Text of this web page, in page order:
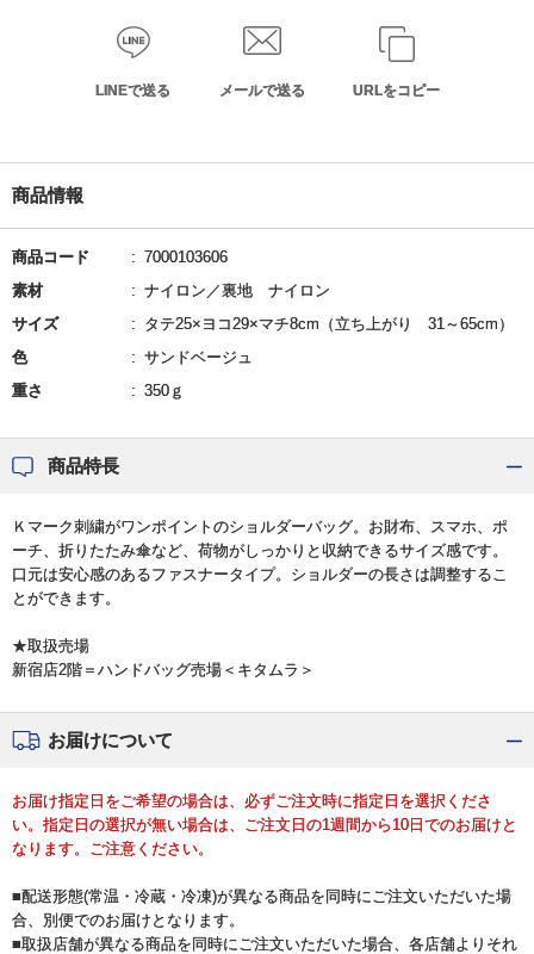
LINEで送る メールで送る URLをコピー
商品情報
商品コード
7000103606
素材
ナイロン／裏地 ナイロン
サイズ
タテ25×ヨコ29×マチ8cm（立ち上がり 31～65cm）
色
サンドベージュ
重さ
350ｇ
商品特長
Ｋマーク刺繍がワンポイントのショルダーバッグ。お財布、スマホ、ポ
ーチ、折りたたみ傘など、荷物がしっかりと収納できるサイズ感です。
口元は安心感のあるファスナータイプ。ショルダーの長さは調整するこ
とができます。
★取扱売場
新宿店2階＝ハンドバッグ売場＜キタムラ＞
お届けについて
お届け指定日をご希望の場合は、必ずご注文時に指定日を選択くださ
い。指定日の選択が無い場合は、ご注文日の1週間から10日でのお届けと
なります。ご注意ください。
■配送形態(常温・冷蔵・冷凍)が異なる商品を同時にご注文いただいた場
合、別便でのお届けとなります。
■取扱店舗が異なる商品を同時にご注文いただいた場合、各店舗よりそれ